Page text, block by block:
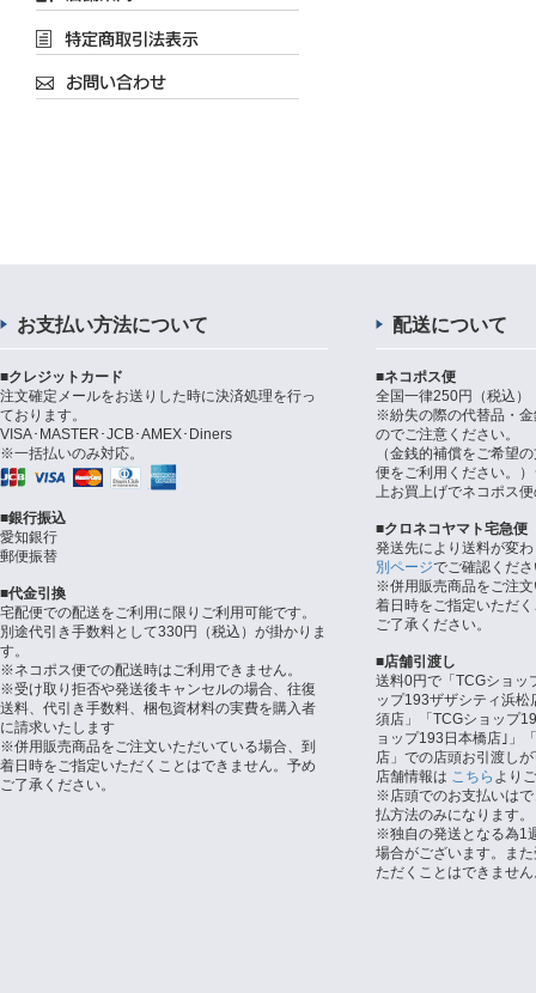
お支払い方法について
■クレジットカード
注文確定メールをお送りした時に決済処理を行っ
ております。
VISA･MASTER･JCB･AMEX･Diners
※一括払いのみ対応。
■銀行振込
愛知銀行
郵便振替
■代金引換
宅配便での配送をご利用に限りご利用可能です。
別途代引き手数料として330円（税込）が掛かりま
す。
※ネコポス便での配送時はご利用できません。
※受け取り拒否や発送後キャンセルの場合、往復
送料、代引き手数料、梱包資材料の実費を購入者
に請求いたします
※併用販売商品をご注文いただいている場合、到
着日時をご指定いただくことはできません。予め
ご了承ください。
配送について
■ネコポス便
全国一律250円（税込）
※紛失の際の代替品・
のでご注意ください。
（金銭的補償をご希望
便をご利用ください。
上お買上げでネコポス
■クロネコヤマト宅急便
発送先により送料が変
別ページでご確認くだ
※併用販売商品をご注
着日時をご指定いただ
ご了承ください。
■店舗引渡し
送料0円で「TCGショッ
ップ193ザザシティ浜
須店」「TCGショップ
ョップ193日本橋店｣」
店」での店頭お引渡し
店舗情報は こちら より
※店頭でのお支払いは
払方法のみになります。
※独自の発送となる為1
場合がございます。ま
ただくことはできませ